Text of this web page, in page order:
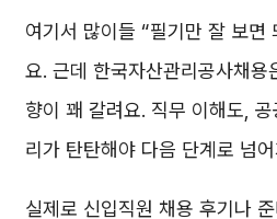
여기서 많이들 “필기만 잘 보면
요. 근데 한국자산관리공사채
향이 꽤 갈려요. 직무 이해도,
리가 탄탄해야 다음 단계로 넘
실제로 신입직원 채용 후기나